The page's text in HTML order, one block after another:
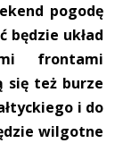
pogodę
będzie układ
frontami
się też burze
i do
wilgotne